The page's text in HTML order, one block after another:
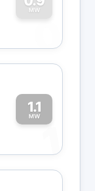
MW
0
1.1
MW
1